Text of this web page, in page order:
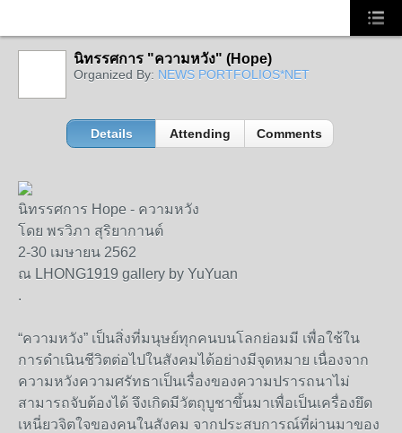
นิทรรศการ "ความหวัง" (Hope)
Organized By: NEWS PORTFOLIOS*NET
Details Attending Comments
นิทรรศการ Hope - ความหวัง
โดย พรวิภา สุริยากานต์
2-30 เมษายน 2562
ณ LHONG1919 gallery by YuYuan
.
“ความหวัง” เป็นสิ่งที่มนุษย์ทุกคนบนโลกย่อมมี เพื่อใช้ใน
การดำเนินชีวิตต่อไปในสังคมได้อย่างมีจุดหมาย เนื่องจาก
ความหวังความศรัทธาเป็นเรื่องของความปรารถนาไม่
สามารถจับต้องได้ จึงเกิดมีวัตถุบูชาขึ้นมาเพื่อเป็นเครื่องยึด
เหนี่ยวจิตใจของคนในสังคม จากประสบการณ์ที่ผ่านมาของ